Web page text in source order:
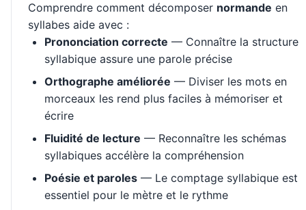
Comprendre comment décomposer normande en
syllabes aide avec :
Prononciation correcte — Connaître la structure
syllabique assure une parole précise
Orthographe améliorée — Diviser les mots en
morceaux les rend plus faciles à mémoriser et
écrire
Fluidité de lecture — Reconnaître les schémas
syllabiques accélère la compréhension
Poésie et paroles — Le comptage syllabique est
essentiel pour le mètre et le rythme